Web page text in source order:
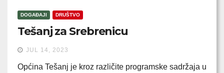
DOGAĐAJI DRUŠTVO
Tešanj za Srebrenicu
JUL 14, 2023
Općina Tešanj je kroz različite programske sadržaja u